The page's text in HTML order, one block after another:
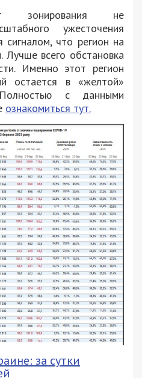
зонирования не
ужесточения
сигналом, что регион на
Лучше всего обстановка
Именно этот регион
остается в «желтой»
с данными
ознакомиться тут.
за сутки